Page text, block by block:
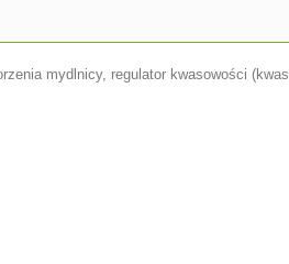
mydlnicy, regulator kwasowości